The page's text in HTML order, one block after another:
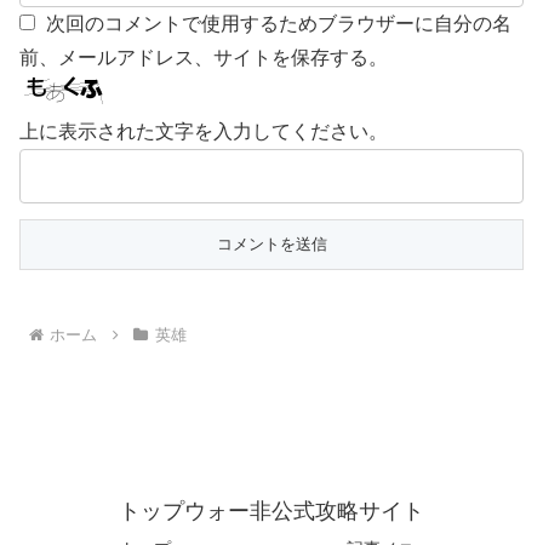
次回のコメントで使用するためブラウザーに自分の名
前、メールアドレス、サイトを保存する。
上に表示された文字を入力してください。
ホーム 英雄
トップウォー非公式攻略サイト